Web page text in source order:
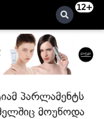
12+
პარლამენტს
მოუწოდა